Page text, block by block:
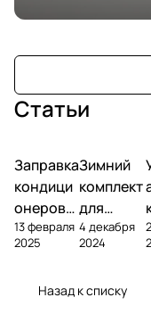
Статьи
Заправка
кондици
онеров
фреоном
13 февраля
2025
Зимний
комплект
для
кондици
онера
4 декабря
2024
Назад к списку